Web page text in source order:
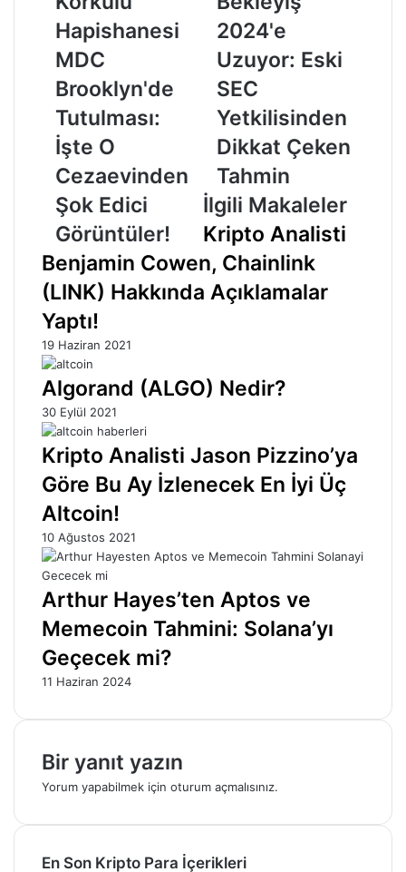
Hapishanesi
MDC
Brooklyn'de
Tutulması:
İşte
O
Cezaevinden
Şok
Edici
Görüntüler!
Hapishanesi
MDC
Brooklyn'de
Tutulması:
İşte O
Cezaevinden
Şok Edici
Görüntüler!
Bekleyiş
2024'e
Uzuyor:
Eski
SEC
Yetkilisinden
Dikkat
Çeken
Tahmin
2024'e
Uzuyor: Eski
SEC
Yetkilisinden
Dikkat Çeken
Tahmin
İlgili Makaleler
Kripto Analisti
Benjamin Cowen, Chainlink
(LINK) Hakkında Açıklamalar
Yaptı!
19 Haziran 2021
Algorand (ALGO) Nedir?
30 Eylül 2021
Kripto Analisti Jason Pizzino’ya
Göre Bu Ay İzlenecek En İyi Üç
Altcoin!
10 Ağustos 2021
Arthur Hayes’ten Aptos ve
Memecoin Tahmini: Solana’yı
Geçecek mi?
11 Haziran 2024
Bir yanıt yazın
Yorum yapabilmek için oturum açmalısınız.
En Son Kripto Para İçerikleri